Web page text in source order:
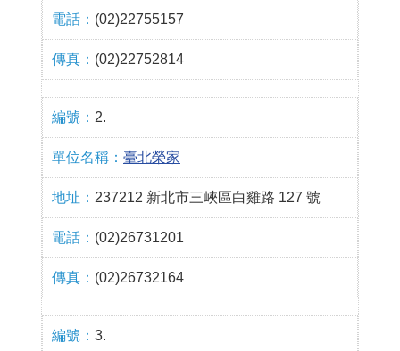
(02)22755157
(02)22752814
2.
臺北榮家
237212 新北市三峽區白雞路 127 號
(02)26731201
(02)26732164
3.